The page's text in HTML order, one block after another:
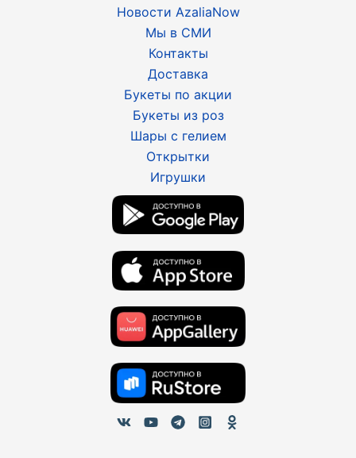
Новости AzaliaNow
Мы в СМИ
Контакты
Доставка
Букеты по акции
Букеты из роз
Шары с гелием
Открытки
Игрушки